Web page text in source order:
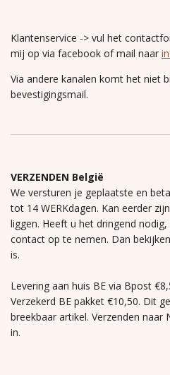
Klantenservice -> vul het
mij op via facebook of mail naar
Via andere kanalen komt het niet
bevestigingsmail.
VERZENDEN België
We versturen je geplaatste en
tot 14 WERKdagen. Kan eerder
liggen. Heeft u het dringend
contact op te nemen. Dan
is.
Levering aan huis BE via Bpost
Verzekerd BE pakket €10,50. Dit
breekbaar artikel. Verzenden
in.